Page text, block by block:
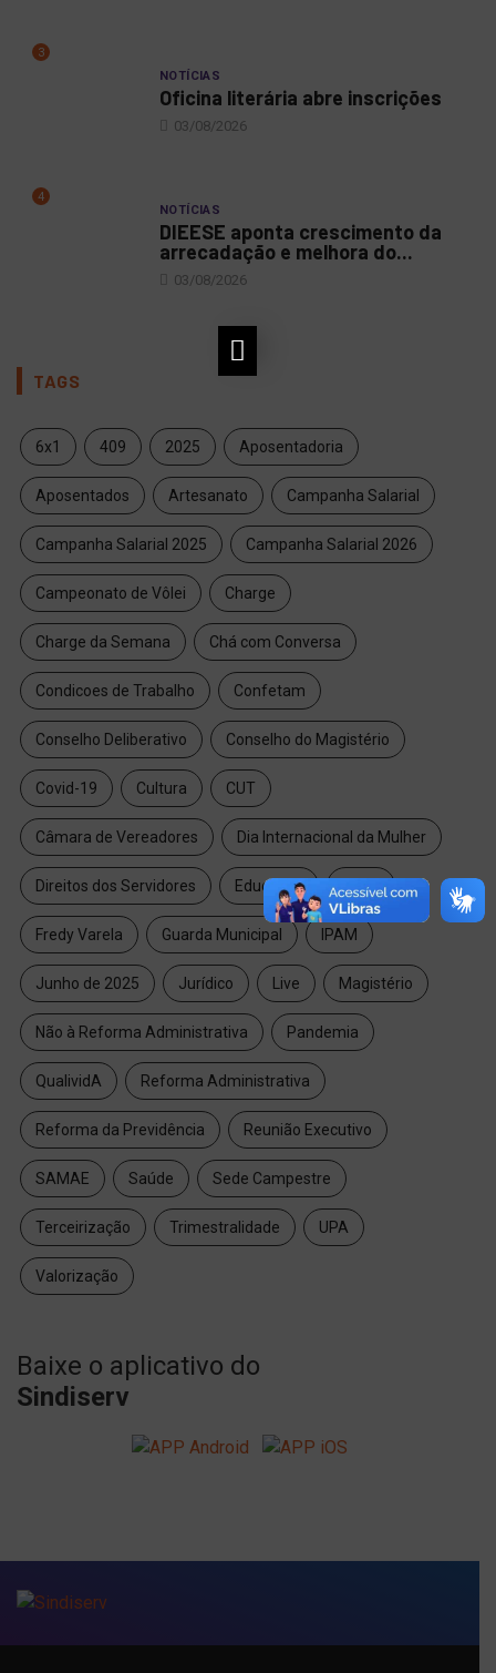
3
NOTÍCIAS
Oficina literária abre inscrições
03/08/2026
4
NOTÍCIAS
DIEESE aponta crescimento da
arrecadação e melhora do...
03/08/2026
TAGS
6x1 409 2025 Aposentadoria
Aposentados Artesanato Campanha Salarial
Campanha Salarial 2025 Campanha Salarial 2026
Campeonato de Vôlei Charge
Charge da Semana Chá com Conversa
Condicoes de Trabalho Confetam
Conselho Deliberativo Conselho do Magistério
Covid-19 Cultura CUT
Câmara de Vereadores Dia Internacional da Mulher
Direitos dos Servidores Educação FAPS
Fredy Varela Guarda Municipal IPAM
Junho de 2025 Jurídico Live Magistério
Não à Reforma Administrativa Pandemia
QualividA Reforma Administrativa
Reforma da Previdência Reunião Executivo
SAMAE Saúde Sede Campestre
Terceirização Trimestralidade UPA
Valorização
Baixe o aplicativo do
Sindiserv